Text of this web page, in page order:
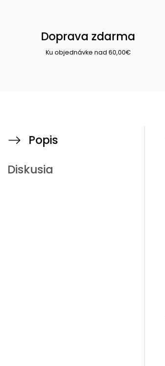
Doprava zdarma
Ku objednávke nad 60,00€
Popis
Diskusia